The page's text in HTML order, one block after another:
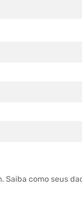
Saiba como seus